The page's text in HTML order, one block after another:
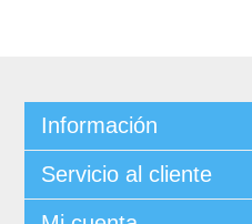
Información
Servicio al cliente